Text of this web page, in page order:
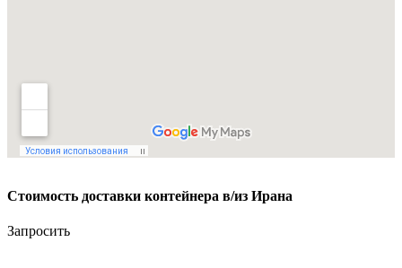
Стоимость доставки контейнера в/из Ирана
Запросить